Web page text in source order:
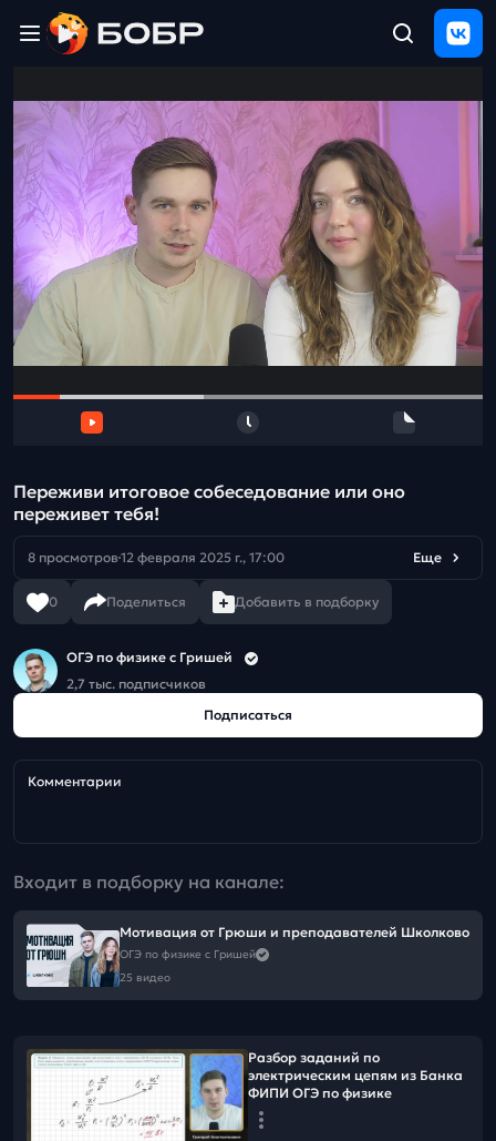
ЩЕЛЧОК
2026
Полезные
материалы
Проверка
сочинений
Тех
поддержка
и
Переживи итоговое собеседование или оно
переживет тебя!
8 просмотров 12 февраля 2025 г., 17:00 Еще
0 Поделиться Добавить в подборку
ОГЭ по физике с Гришей
2,7 тыс. подписчиков
Подписаться
Комментарии
Входит в подборку на канале:
Мотивация от Грюши и преподавателей Школково
ОГЭ по физике с Гришей
25 видео
Разбор заданий по
электрическим цепям из Банка
ФИПИ ОГЭ по физике